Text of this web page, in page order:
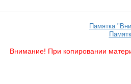
Памятка
Внимание! При копировании